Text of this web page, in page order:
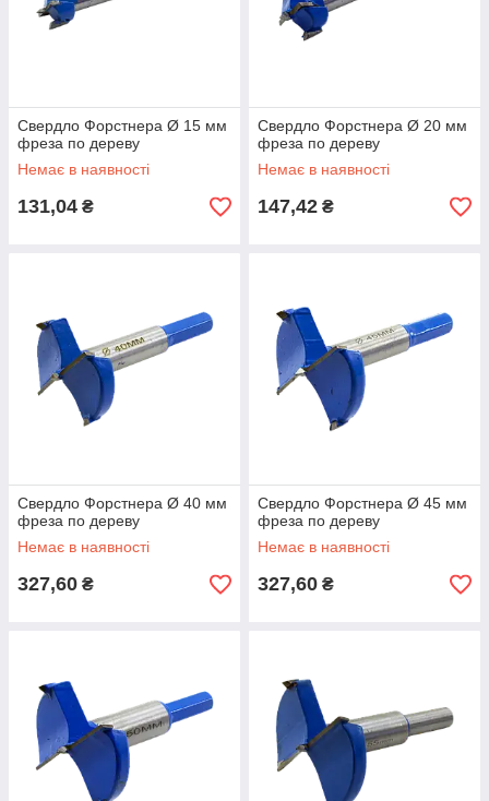
Cвердло Форстнера Ø 15 мм
фреза по дереву
Немає в наявності
131,04 ₴
Cвердло Форстнера Ø 20 мм
фреза по дереву
Немає в наявності
147,42 ₴
Cвердло Форстнера Ø 40 мм
фреза по дереву
Немає в наявності
327,60 ₴
Cвердло Форстнера Ø 45 мм
фреза по дереву
Немає в наявності
327,60 ₴